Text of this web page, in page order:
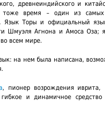
древнеиндийского и
время – один из
Язык Торы и официальный
Шмуэля Агнона и Амоса Оза;
всем мире.
на нем была написана,
, пионер возрождения иврита,
и динамичное